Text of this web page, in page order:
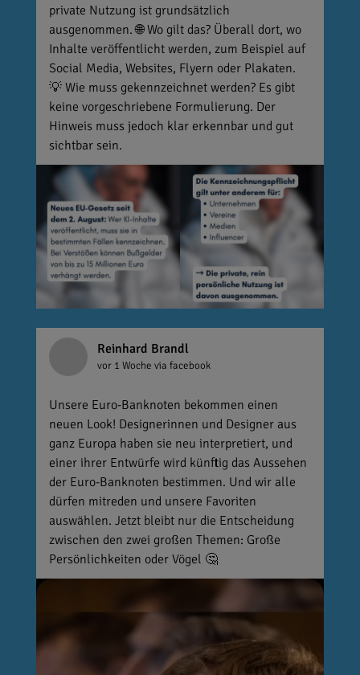
private Nutzung ist grundsätzlich
ausgenommen. 🌐 Wo gilt das? Überall dort, wo
Inhalte veröffentlicht werden, zum Beispiel auf
Social Media, Websites, Flyern oder Plakaten.
💡 Wie muss gekennzeichnet werden? Es gibt
keine vorgeschriebene Formulierung. Der
Hinweis muss jedoch klar erkennbar und gut
sichtbar sein.
Reinhard Brandl
vor 1 Woche via facebook
Unsere Euro-Banknoten bekommen einen
neuen Look! Designerinnen und Designer aus
ganz Europa haben sie neu interpretiert, und
einer ihrer Entwürfe wird künftig das Aussehen
der Euro-Banknoten bestimmen. Und wir alle
dürfen mitreden und unsere Favoriten
auswählen. Jetzt bleibt nur die Entscheidung
zwischen den zwei großen Themen: Große
Persönlichkeiten oder Vögel 🤔